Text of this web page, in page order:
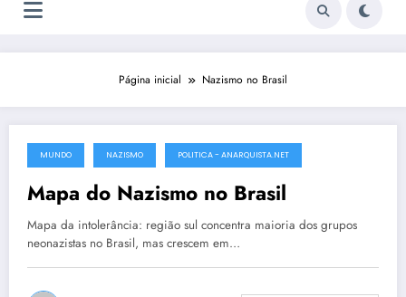
Página inicial Nazismo no Brasil
10 de maio de 2013
MUNDO NAZISMO POLITICA - ANARQUISTA.NET
Mapa do Nazismo no Brasil
Mapa da intolerância: região sul concentra maioria dos grupos
neonazistas no Brasil, mas crescem em…